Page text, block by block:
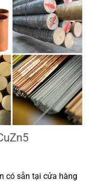
có sẵn tại cửa hàng